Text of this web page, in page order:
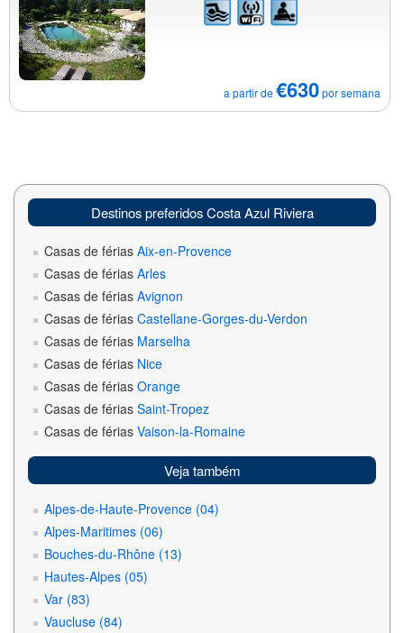
a partir de€630por semana
Destinos preferidos Costa Azul Riviera
Casas de férias Aix-en-Provence
Casas de férias Arles
Casas de férias Avignon
Casas de férias Castellane-Gorges-du-Verdon
Casas de férias Marselha
Casas de férias Nice
Casas de férias Orange
Casas de férias Saint-Tropez
Casas de férias Vaison-la-Romaine
Veja também
Alpes-de-Haute-Provence (04)
Alpes-Maritimes (06)
Bouches-du-Rhône (13)
Hautes-Alpes (05)
Var (83)
Vaucluse (84)